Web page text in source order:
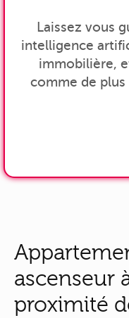
Laissez vous
intelligence
immobilière,
comme de plus
ascenseur
proximité